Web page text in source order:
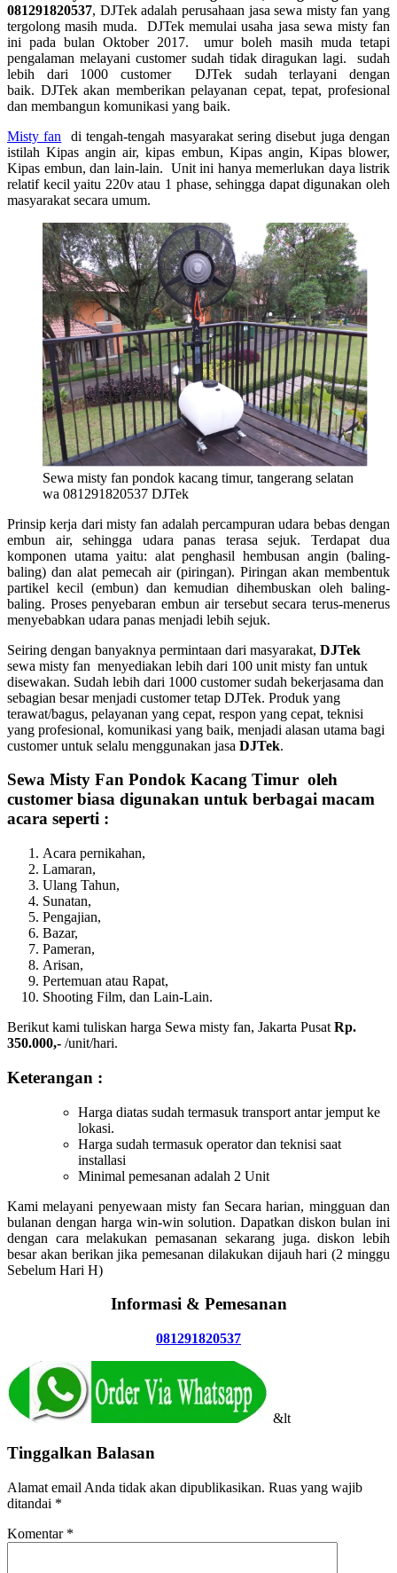
081291820537, DJTek adalah perusahaan jasa sewa misty fan yang
tergolong masih muda. DJTek memulai usaha jasa sewa misty fan
ini pada bulan Oktober 2017. umur boleh masih muda tetapi
pengalaman melayani customer sudah tidak diragukan lagi. sudah
lebih dari 1000 customer DJTek sudah terlayani dengan
baik. DJTek akan memberikan pelayanan cepat, tepat, profesional
dan membangun komunikasi yang baik.
Misty fan di tengah-tengah masyarakat sering disebut juga dengan
istilah Kipas angin air, kipas embun, Kipas angin, Kipas blower,
Kipas embun, dan lain-lain. Unit ini hanya memerlukan daya listrik
relatif kecil yaitu 220v atau 1 phase, sehingga dapat digunakan oleh
masyarakat secara umum.
Sewa misty fan pondok kacang timur, tangerang selatan
wa 081291820537 DJTek
Prinsip kerja dari misty fan adalah percampuran udara bebas dengan
embun air, sehingga udara panas terasa sejuk. Terdapat dua
komponen utama yaitu: alat penghasil hembusan angin (baling-
baling) dan alat pemecah air (piringan). Piringan akan membentuk
partikel kecil (embun) dan kemudian dihembuskan oleh baling-
baling. Proses penyebaran embun air tersebut secara terus-menerus
menyebabkan udara panas menjadi lebih sejuk.
Seiring dengan banyaknya permintaan dari masyarakat, DJTek
sewa misty fan menyediakan lebih dari 100 unit misty fan untuk
disewakan. Sudah lebih dari 1000 customer sudah bekerjasama dan
sebagian besar menjadi customer tetap DJTek. Produk yang
terawat/bagus, pelayanan yang cepat, respon yang cepat, teknisi
yang profesional, komunikasi yang baik, menjadi alasan utama bagi
customer untuk selalu menggunakan jasa DJTek.
Sewa Misty Fan Pondok Kacang Timur oleh
customer biasa digunakan untuk berbagai macam
acara seperti :
Acara pernikahan,
Lamaran,
Ulang Tahun,
Sunatan,
Pengajian,
Bazar,
Pameran,
Arisan,
Pertemuan atau Rapat,
Shooting Film, dan Lain-Lain.
Berikut kami tuliskan harga Sewa misty fan, Jakarta Pusat Rp.
350.000,- /unit/hari.
Keterangan :
Harga diatas sudah termasuk transport antar jemput ke
lokasi.
Harga sudah termasuk operator dan teknisi saat
installasi
Minimal pemesanan adalah 2 Unit
Kami melayani penyewaan misty fan Secara harian, mingguan dan
bulanan dengan harga win-win solution. Dapatkan diskon bulan ini
dengan cara melakukan pemasanan sekarang juga. diskon lebih
besar akan berikan jika pemesanan dilakukan dijauh hari (2 minggu
Sebelum Hari H)
Informasi & Pemesanan
081291820537
&lt
Tinggalkan Balasan
Alamat email Anda tidak akan dipublikasikan. Ruas yang wajib
ditandai *
Komentar *